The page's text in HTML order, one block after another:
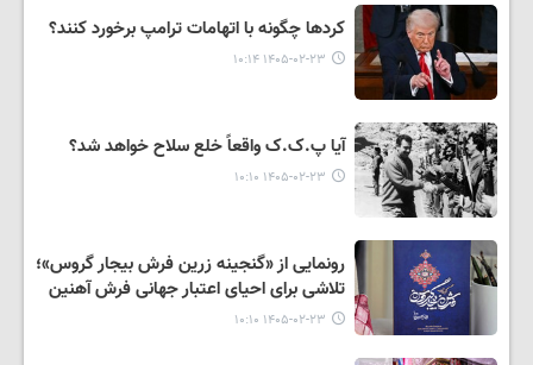
کردها چگونه با اتهامات ترامپ برخورد کنند؟
۱۴۰۵-۰۲-۲۳ ۱۰:۱۴
آیا پ.ک.ک واقعاً خلع سلاح خواهد شد؟
۱۴۰۵-۰۲-۲۳ ۱۰:۱۰
رونمایی از «گنجینه زرین فرش بیجار گروس»؛
تلاشی برای احیای اعتبار جهانی فرش آهنین
۱۴۰۵-۰۲-۲۳ ۱۰:۱۰